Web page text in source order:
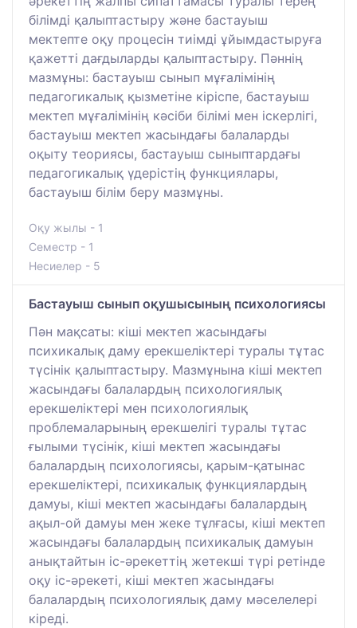
білімді қалыптастыру және бастауыш
мектепте оқу процесін тиімді ұйымдастыруға
қажетті дағдыларды қалыптастыру. Пәннің
мазмұны: бастауыш сынып мұғалімінің
педагогикалық қызметіне кіріспе, бастауыш
мектеп мұғалімінің кәсіби білімі мен іскерлігі,
бастауыш мектеп жасындағы балаларды
оқыту теориясы, бастауыш сыныптардағы
педагогикалық үдерістің функциялары,
бастауыш білім беру мазмұны.
Оқу жылы - 1
Семестр - 1
Несиелер - 5
Бастауыш сынып оқушысының психологиясы
Пән мақсаты: кіші мектеп жасындағы
психикалық даму ерекшеліктері туралы тұтас
түсінік қалыптастыру. Мазмұнына кіші мектеп
жасындағы балалардың психологиялық
ерекшеліктері мен психологиялық
проблемаларының ерекшелігі туралы тұтас
ғылыми түсінік, кіші мектеп жасындағы
балалардың психологиясы, қарым-қатынас
ерекшеліктері, психикалық функциялардың
дамуы, кіші мектеп жасындағы балалардың
ақыл-ой дамуы мен жеке тұлғасы, кіші мектеп
жасындағы балалардың психикалық дамуын
анықтайтын іс-әрекеттің жетекші түрі ретінде
оқу іс-әрекеті, кіші мектеп жасындағы
балалардың психологиялық даму мәселелері
кіреді.